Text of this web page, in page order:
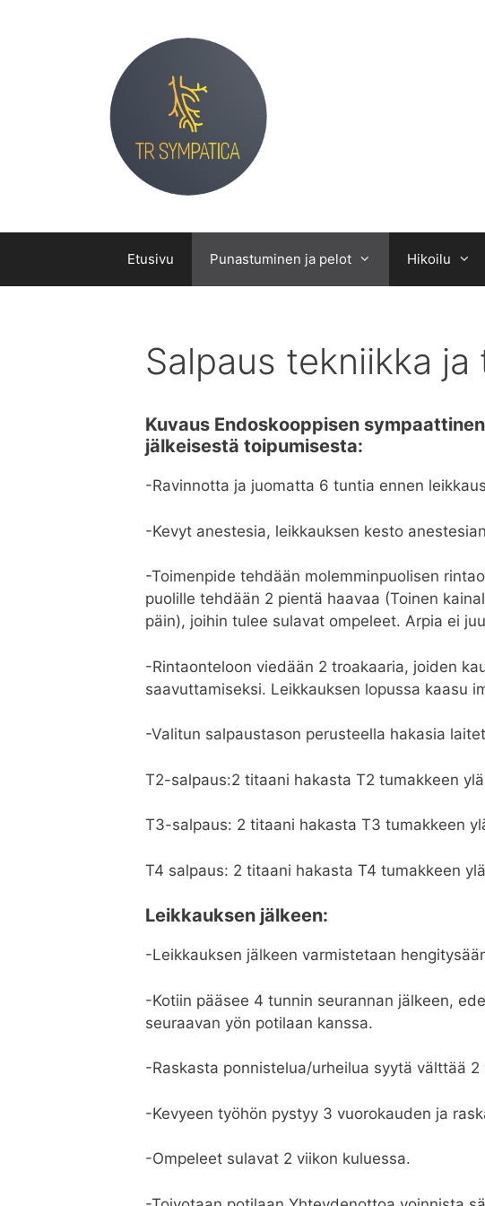
Etusivu Punastuminen ja pelot Hikoilu
Salpaus tekniikka ja
Kuvaus Endoskooppisen
jälkeisestä toipumisesta:
-Ravinnotta ja juomatta 6 tuntia ennen
-Kevyt anestesia, leikkauksen kesto
-Toimenpide tehdään molemminpuolisen
puolille tehdään 2 pientä haavaa (Toinen
päin), joihin tulee sulavat ompeleet. Arpia ei
-Rintaonteloon viedään 2 troakaaria, joiden
saavuttamiseksi. Leikkauksen lopussa kaasu
-Valitun salpaustason perusteella hakasia
T2-salpaus:2 titaani hakasta T2 tumakkeen
T3-salpaus: 2 titaani hakasta T3 tumakkeen
T4 salpaus: 2 titaani hakasta T4 tumakkeen
Leikkauksen jälkeen:
-Leikkauksen jälkeen varmistetaan
-Kotiin pääsee 4 tunnin seurannan jälkeen,
seuraavan yön potilaan kanssa.
-Raskasta ponnistelua/urheilua syytä välttää 2
-Kevyeen työhön pystyy 3 vuorokauden ja
-Ompeleet sulavat 2 viikon kuluessa.